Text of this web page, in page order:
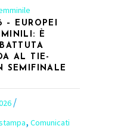
EUROPEI
È
AL TIE-
SEMIFINALE
, Comunicati